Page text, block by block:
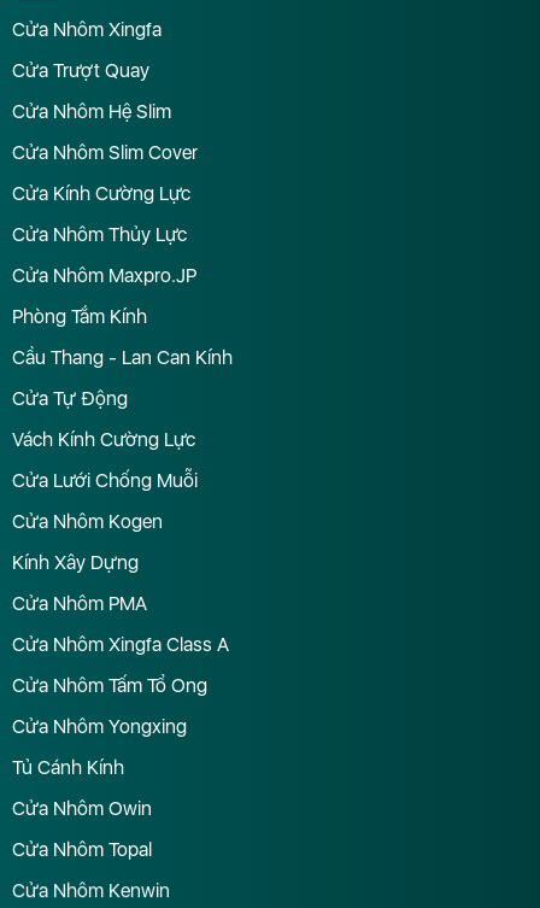
Cửa Nhôm Xingfa
Cửa Trượt Quay
Cửa Nhôm Hệ Slim
Cửa Nhôm Slim Cover
Cửa Kính Cường Lực
Cửa Nhôm Thủy Lực
Cửa Nhôm Maxpro.JP
Phòng Tắm Kính
Cầu Thang - Lan Can Kính
Cửa Tự Động
Vách Kính Cường Lực
Cửa Lưới Chống Muỗi
Cửa Nhôm Kogen
Kính Xây Dựng
Cửa Nhôm PMA
Cửa Nhôm Xingfa Class A
Cửa Nhôm Tấm Tổ Ong
Cửa Nhôm Yongxing
Tủ Cánh Kính
Cửa Nhôm Owin
Cửa Nhôm Topal
Cửa Nhôm Kenwin